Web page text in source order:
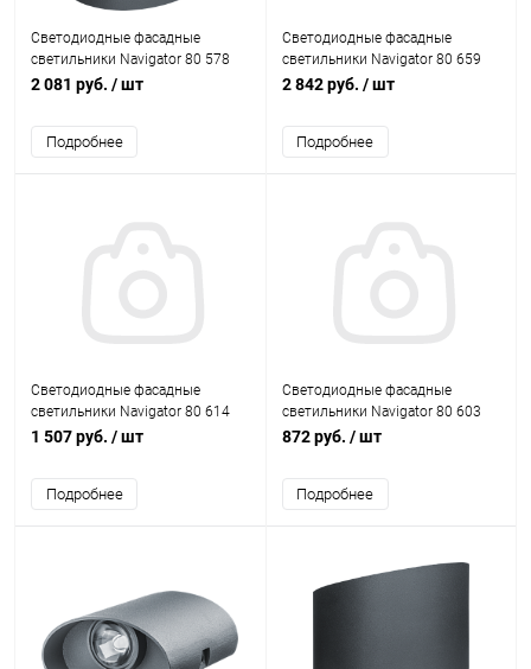
Светодиодные фасадные
светильники Navigator 80 578
NOF-D-W-008-01 2x5W 3000K
2 081 руб. / шт
Подробнее
Светодиодные фасадные
светильники Navigator 80 659
NOF-D-W-037-01 13W 3000K IP54
2 842 руб. / шт
Подробнее
Светодиодные фасадные
светильники Navigator 80 614
NOF-D-W-019-01 2x3W 3000K
1 507 руб. / шт
Подробнее
Светодиодные фасадные
светильники Navigator 80 603
NOF-D-W-015-02 5W 3000K IP54
872 руб. / шт
Подробнее